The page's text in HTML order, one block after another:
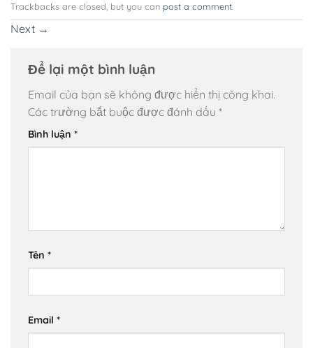
Trackbacks are closed, but you can post a comment
Next →
Để lại một bình luận
Email của bạn sẽ không được hiển thị công khai.
Các trường bắt buộc được đánh dấu *
Bình luận *
Tên *
Email *